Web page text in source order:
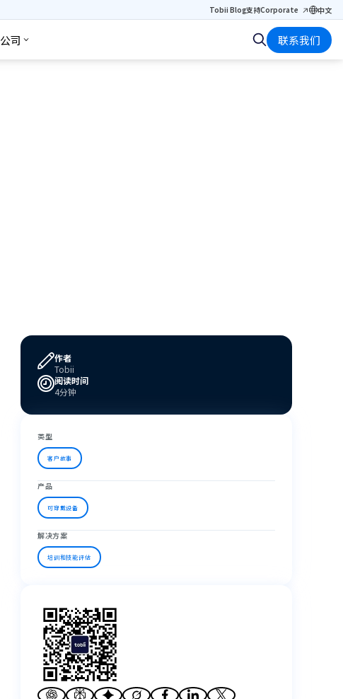
Tobii Blog支持Corporate 中文
公司 联系我们
作者
Tobii
阅读时间
4分钟
类型
客户故事
产品
可穿戴设备
解决方案
培训和技能评估